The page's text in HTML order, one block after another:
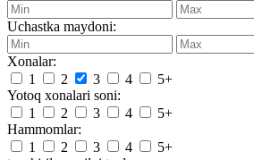
Uchastka maydoni:
Xonalar:
1
2 3 4
5+
Yotoq xonalari soni:
1
2 3 4
5+
Hammomlar:
1
2 3 4
5+